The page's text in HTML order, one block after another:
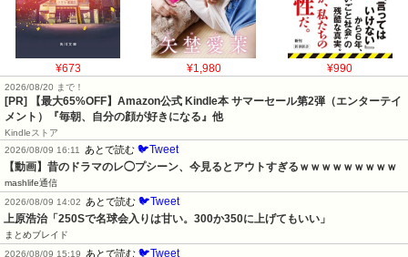
¥673 ¥1,980 ¥990
2026/08/20 まで！
[PR]
【最大65%OFF】Amazon公式 Kindle本 サマーセール第2弾（エンターテイ
メント）『毎朝、自分の顔が好きになる』他
Kindleストア
2026/08/09 16:11
あとで読む 🐦Tweet
【動画】昔のドラマのレ◯プシーン、今見るとアウトすぎるｗｗｗｗｗｗｗｗｗ
mashlife通信
2026/08/09 14:02
あとで読む 🐦Tweet
上原浩治「250Sで名球会入りは甘い。300か350に上げてもいい」
まとめブレイド
2026/08/09 15:19
あとで読む 🐦Tweet